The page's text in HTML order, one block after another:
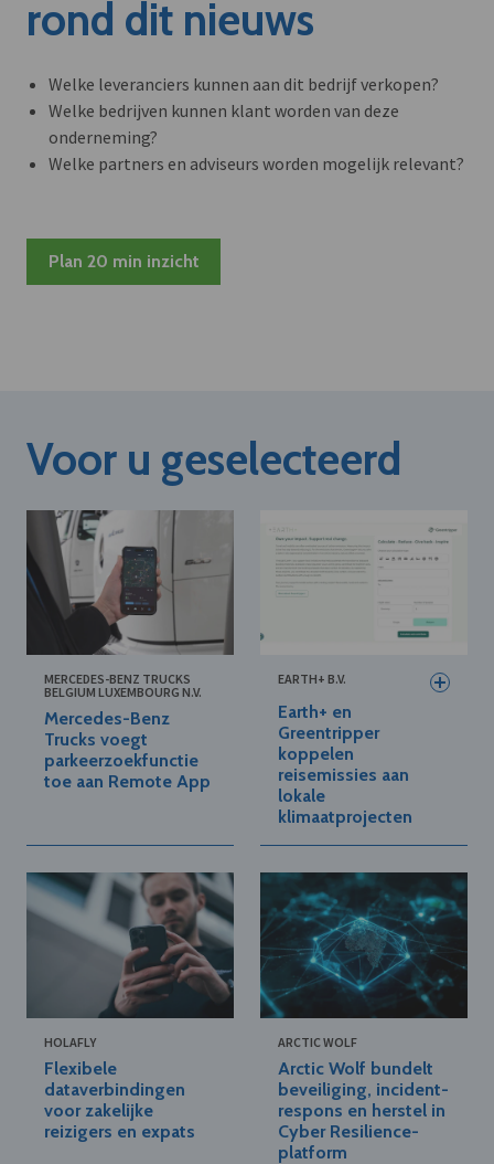
rond dit nieuws
Welke leveranciers kunnen aan dit bedrijf verkopen?
Welke bedrijven kunnen klant worden van deze
onderneming?
Welke partners en adviseurs worden mogelijk relevant?
Plan 20 min inzicht
Voor u geselecteerd
MERCEDES-BENZ TRUCKS
BELGIUM LUXEMBOURG N.V.
Mercedes-Benz
Trucks voegt
parkeerzoekfunctie
toe aan Remote App
EARTH+ B.V.
Earth+ en
Greentripper
koppelen
reisemissies aan
lokale
klimaatprojecten
HOLAFLY
Flexibele
dataverbindingen
voor zakelijke
reizigers en expats
ARCTIC WOLF
Arctic Wolf bundelt
beveiliging, incident-
respons en herstel in
Cyber Resilience-
platform